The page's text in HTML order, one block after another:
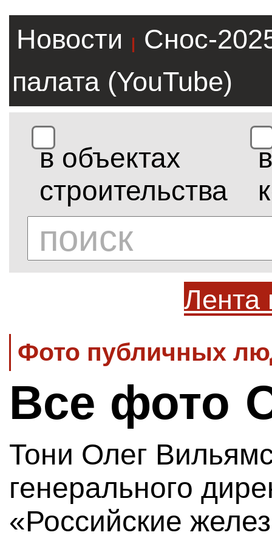
Новости |
Снос-
палата (YouTube)
в объектах
строительства
в
Лента
Фото публичных
Все фото
Тони Олег
генерального
«Российские